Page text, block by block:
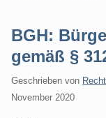
BGH:
gemäß §
Geschrieben von
November 2020